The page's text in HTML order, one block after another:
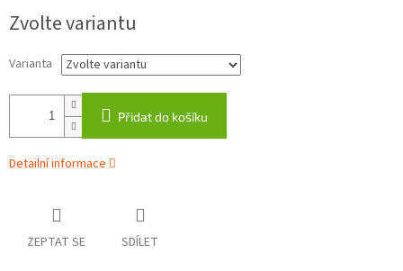
cena:
Zvolte variantu
Varianta
Přidat do košíku
Detailní informace
ZEPTAT SE SDÍLET